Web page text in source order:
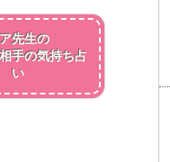
先生の
手の気持ち占
い